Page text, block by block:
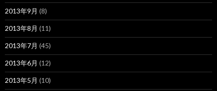
2013年9月 (8)
2013年8月 (11)
2013年7月 (45)
2013年6月 (12)
2013年5月 (10)